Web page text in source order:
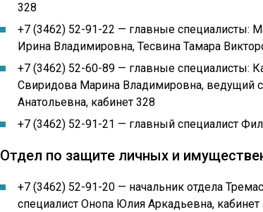
328
+7 (3462) 52-91-22 — главные специалисты:
Ирина Владимировна, Тесвина Тамара
+7 (3462) 52-60-89 — главные специалисты:
Свиридова Марина Владимировна, ведущий
Анатольевна, кабинет 328
+7 (3462) 52-91-21 — главный специалист
Отдел по защите личных и
+7 (3462) 52-91-20 — начальник отдела
специалист Онопа Юлия Аркадьевна, кабинет